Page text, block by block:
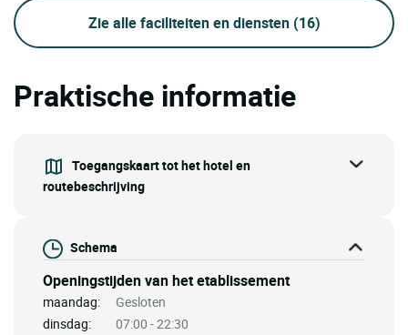
Zie alle faciliteiten en diensten (16)
Praktische informatie
Toegangskaart tot het hotel en
routebeschrijving
Schema
Openingstijden van het etablissement
maandag:
Gesloten
dinsdag:
07:00 - 22:30